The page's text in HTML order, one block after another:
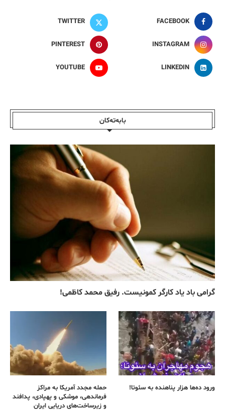
FACEBOOK
TWITTER
INSTAGRAM
PINTEREST
LINKEDIN
YOUTUBE
بابەتەکان
گرامی باد یاد کارگر کمونیست. رفیق محمد کاظمی!
ورود ده‌ها هزار پناهنده به سئوتا!
حمله مجدد آمریکا به مراکز
فرماندهی، موشکی و پهپادی، پدافند
و زیرساخت‌های دریایی ایران